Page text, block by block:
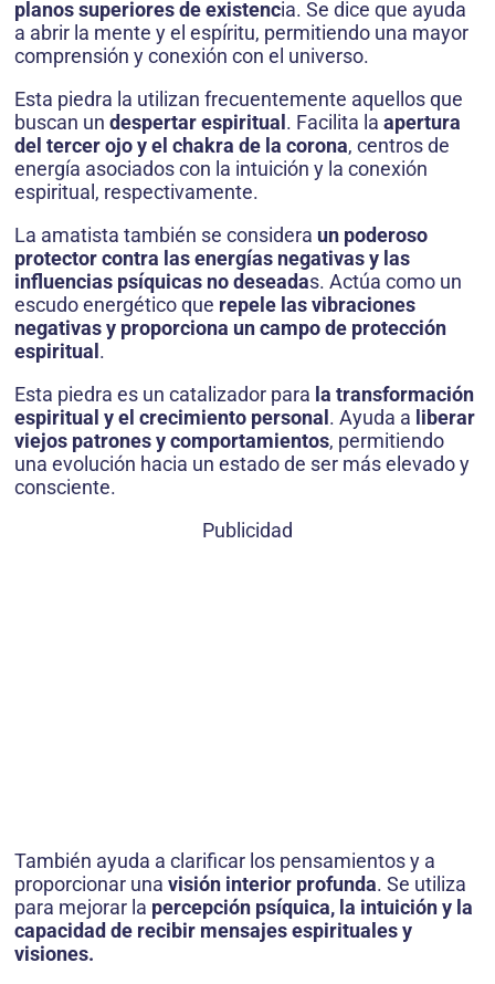
planos superiores de existencia. Se dice que ayuda
a abrir la mente y el espíritu, permitiendo una mayor
comprensión y conexión con el universo.
Esta piedra la utilizan frecuentemente aquellos que
buscan un despertar espiritual . Facilita la apertura
del tercer ojo y el chakra de la corona, centros de
energía asociados con la intuición y la conexión
espiritual, respectivamente.
La amatista también se considera un poderoso
protector contra las energías negativas y las
influencias psíquicas no deseadas. Actúa como un
escudo energético que repele las vibraciones
negativas y proporciona un campo de protección
espiritual .
Esta piedra es un catalizador para la transformación
espiritual y el crecimiento personal . Ayuda a liberar
viejos patrones y comportamientos, permitiendo
una evolución hacia un estado de ser más elevado y
consciente.
Publicidad
También ayuda a clarificar los pensamientos y a
proporcionar una visión interior profunda. Se utiliza
para mejorar la percepción psíquica, la intuición y la
capacidad de recibir mensajes espirituales y
visiones.